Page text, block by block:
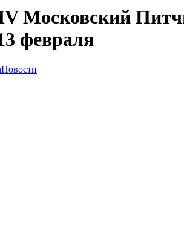
Московский
февраля
Новости